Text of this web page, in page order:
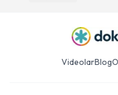
VideolarBlog